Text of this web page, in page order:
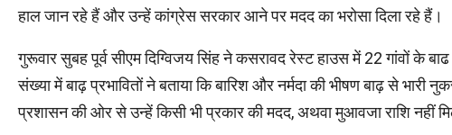
हाल जान रहे हैं और उन्हें कांग्रेस सरकार आने पर मदद का भरोसा दिला रहे हैं।
गुरूवार सुबह पूर्व सीएम दिग्विजय सिंह ने कसरावद रेस्ट हाउस में 22 गांवों के
संख्या में बाढ़ प्रभावितों ने बताया कि बारिश और नर्मदा की भीषण बाढ़ से
प्रशासन की ओर से उन्हें किसी भी प्रकार की मदद, अथवा मुआवजा राशि नहीं